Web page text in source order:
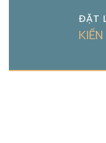
ĐẶT